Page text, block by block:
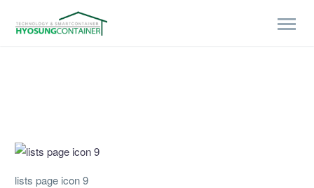
lists page icon 9